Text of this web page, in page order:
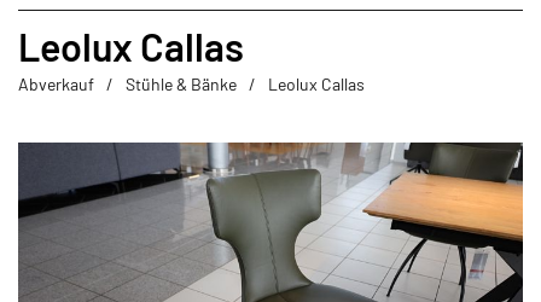
Leolux Callas
Abverkauf Stühle & Bänke Leolux Callas